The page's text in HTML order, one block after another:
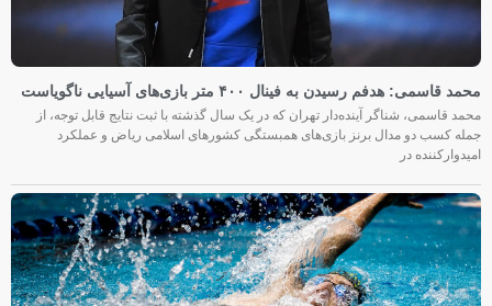
محمد قاسمی: هدفم رسیدن به فینال ۴۰۰ متر بازی‌های آسیایی ناگویاست
محمد قاسمی، شناگر آینده‌دار تهران که در یک سال گذشته با ثبت نتایج قابل توجه، از
جمله کسب دو مدال برنز بازی‌های همبستگی کشورهای اسلامی ریاض و عملکرد
امیدوارکننده در